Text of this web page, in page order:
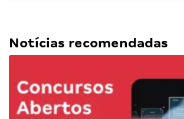
Notícias recomendadas